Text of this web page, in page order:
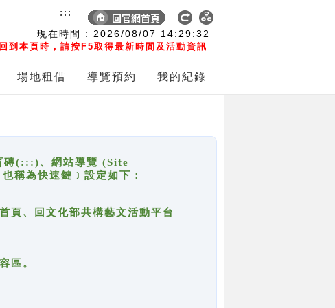
現在時間 : 2026/08/07 14:29:32
到本頁時，請按F5取得最新時間及活動資訊
:::
場地租借 導覽預約 我的紀錄
磚(:::)、網站導覽 (Site
稱為快速鍵﹞設定如下：
、回文化部共構藝文活動平台
區。